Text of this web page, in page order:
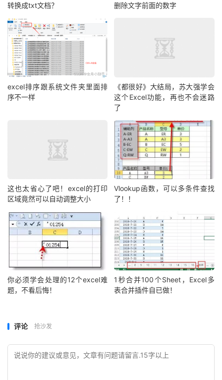
转换成txt文档？
删除文字前面的数字
excel排序跟系统文件夹里面排
序不一样
《都很好》大结局，苏大强学会
这个Excel功能，再也不会迷路
了
这也太省心了吧！excel的打印
区域竟然可以自动调整大小
Vlookup函数，可以多条件查找
了！！
你必须学会处理的12个excel难
题，不看后悔！
1秒合并100个Sheet，Excel多
表合并插件自已做！
评论 抢沙发